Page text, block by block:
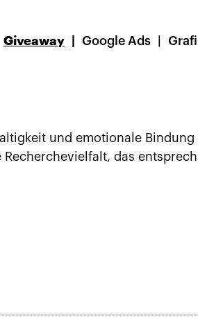
Giveaway Google Ads
und emotionale
das